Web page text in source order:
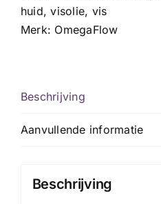
huid,visolie, vis
Merk: OmegaFlow
Beschrijving
Aanvullende informatie
Beschrijving